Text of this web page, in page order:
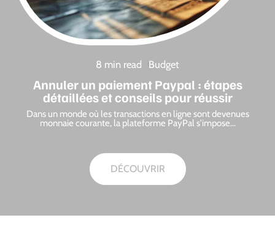
8 min read Budget
Annuler un paiement Paypal : étapes
détaillées et conseils pour réussir
Dans un monde où les transactions en ligne sont devenues
monnaie courante, la plateforme PayPal s'impose…
DÉCOUVRIR